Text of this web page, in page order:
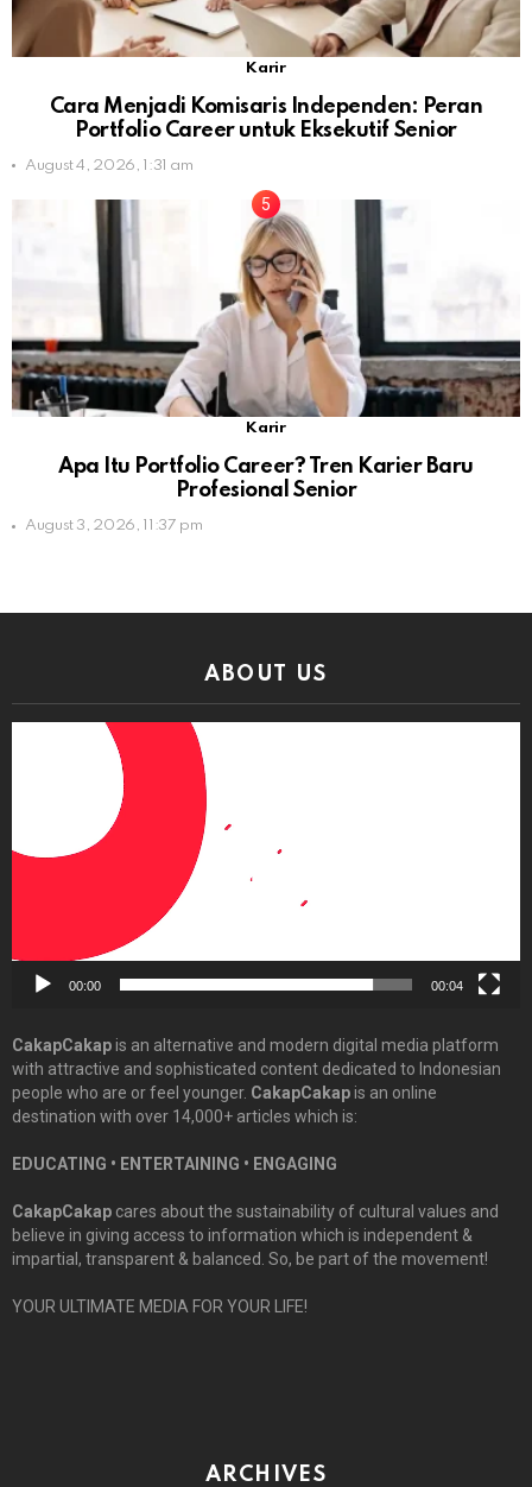
Karir
Cara Menjadi Komisaris Independen: Peran
Portfolio Career untuk Eksekutif Senior
August 4, 2026, 1:31 am
Karir
Apa Itu Portfolio Career? Tren Karier Baru
Profesional Senior
August 3, 2026, 11:37 pm
ABOUT US
00:00 00:04
CakapCakapis an alternative and modern digital media platform
with attractive and sophisticated content dedicated to Indonesian
people who are or feel younger. CakapCakapis an online
destination with over 14,000+ articles which is:
EDUCATING • ENTERTAINING • ENGAGING
CakapCakap cares about the sustainability of cultural values and
believe in giving access to information which is independent &
impartial, transparent & balanced. So, be part of the movement!
YOUR ULTIMATE MEDIA FOR YOUR LIFE!
ARCHIVES